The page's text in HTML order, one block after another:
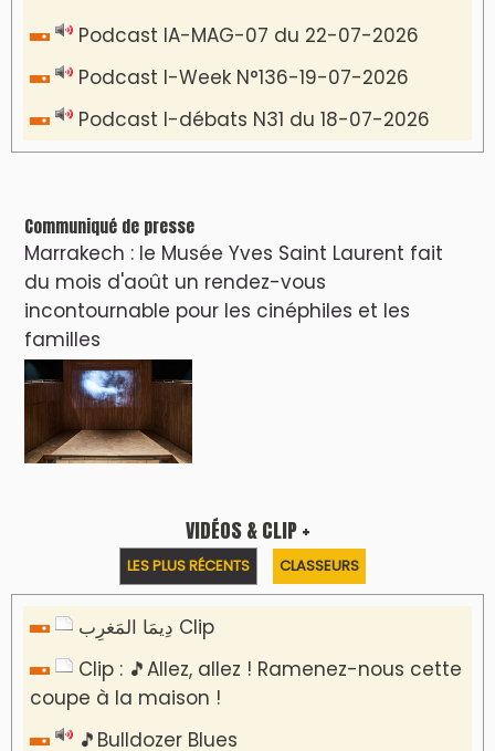
VIDÉOS & CLIP +
LES PLUS RÉCENTS CLASSEURS
دِيمَا المَغرِب Clip
🎵Bulldozer Blues
Clip : 🎵 LE BLUES DE L'IA
🎵 Ormuzera bien, qui ormuzera le
dernier
Reportages
Nizar Baraka préside à Marrakech une
l’équité territoriale
​Lancement de la plateforme “Observatoire
des projets” du Ministère de l’Équipement et